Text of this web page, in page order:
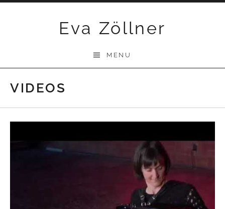
Eva Zöllner
MENU
VIDEOS